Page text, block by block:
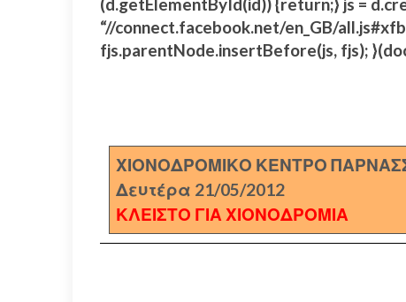
“//connect.facebook.net/en_GB/
fjs.parentNode.insertBefore(js, fjs);
ΧΙΟΝΟΔΡΟΜΙΚΟ ΚΕΝΤΡΟ
Δευτέρα 21/05/2012
ΚΛΕΙΣΤΟ ΓΙΑ ΧΙΟΝΟΔΡΟΜΙΑ